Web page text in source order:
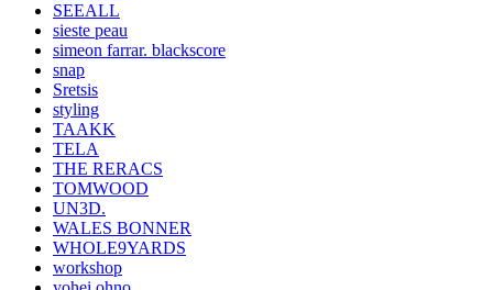
SEEALL
sieste peau
simeon farrar. blackscore
snap
Sretsis
styling
TAAKK
TELA
THE RERACS
TOMWOOD
UN3D.
WALES BONNER
WHOLE9YARDS
workshop